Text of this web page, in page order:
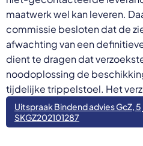
maatwerk wel kan leveren.
commissie besloten dat de
afwachting van een
dient te dragen dat
noodoplossing de
tijdelijke trippelstoel. Het
Uitspraak Bindend advies GcZ, 5
SKGZ202101287